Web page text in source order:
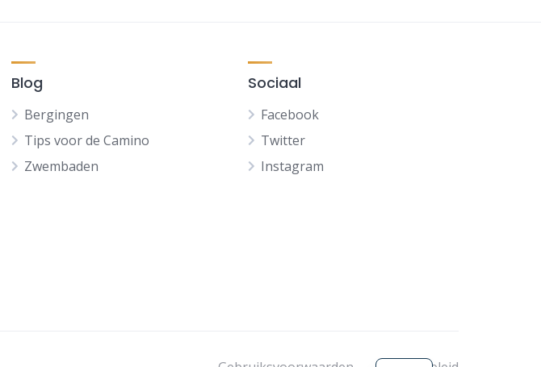
Blog
Bergingen
Tips voor de Camino
Zwembaden
Sociaal
Facebook
Twitter
Instagram